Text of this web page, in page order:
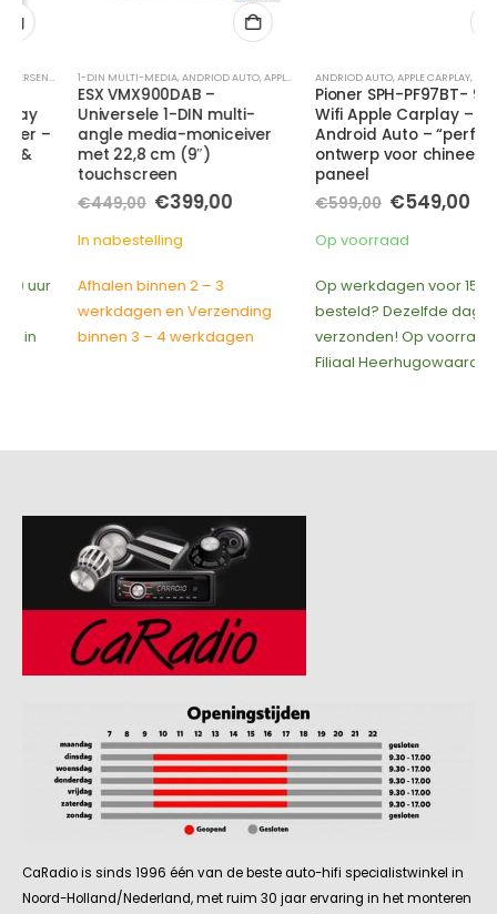
- DRAADLOOS
1-DIN MULTI-MEDIA,ANDRIOD AUTO,APPLE CARPLAY ,KLAPSCHERM,WIFI - DRAADLOOS
ESX VMX900DAB –
Universele 1-DIN multi-
angle media-moniceiver
met 22,8 cm (9″)
touchscreen
449,00 Oorspronkelijke
prijs
was:
€449,00.
€399,00Huidige
prijs
is:
€399,00.
In nabestelling
Afhalen binnen 2 – 3
werkdagen en Verzending
binnen 3 – 4 werkdagen
ANDRIOD AUTO,APPLE CARPLAY,WIFI - DRAADLOOS
Pioner SPH-PF97BT- 9 inch
Wifi Apple Carplay –
Android Auto – “perfect fit”
ontwerp voor chinees
599,00 Oorspronkelijke
prijs
was:
€599,00.
€549,00Huidige
prijs
Op voorraad
Op werkdagen voor 15:00 uur
besteld? Dezelfde dag
verzonden! Op voorraad in
Filiaal Heerhugowaard!
CaRadio is sinds 1996 één van de beste auto-hifi specialistwinkel in
Noord-Holland/Nederland, met ruim 30 jaar ervaring in het monteren